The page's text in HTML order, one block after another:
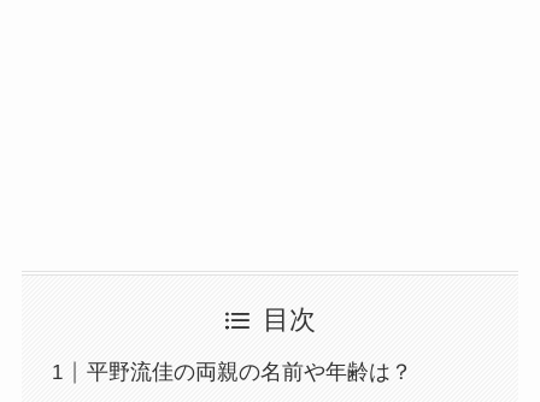
目次
平野流佳の両親の名前や年齢は？